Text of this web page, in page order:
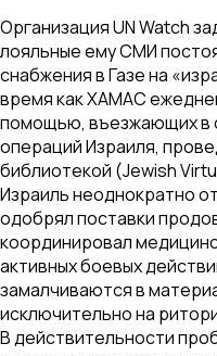
Организация UN Watch
лояльные ему СМИ
снабжения в Газе на
время как ХАМАС
помощью, въезжающих в
операций Израиля,
библиотекой (Jewish
Израиль неоднократно
одобрял поставки
координировал
активных боевых
замалчиваются в
исключительно на
В действительности